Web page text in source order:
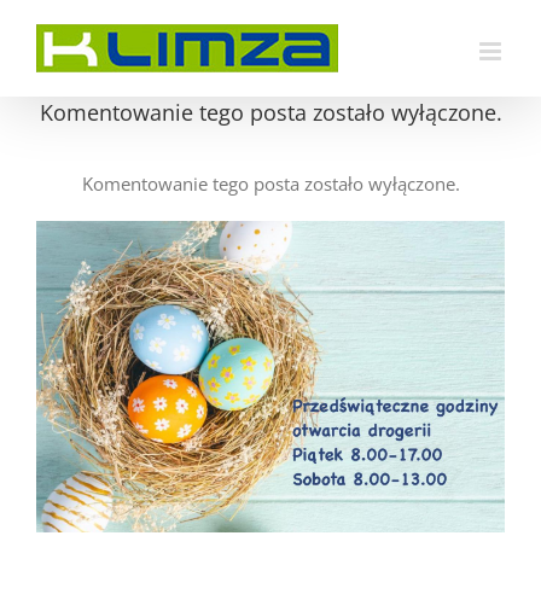
zawartości
Komentowanie tego posta zostało wyłączone.
Komentowanie tego posta zostało wyłączone.